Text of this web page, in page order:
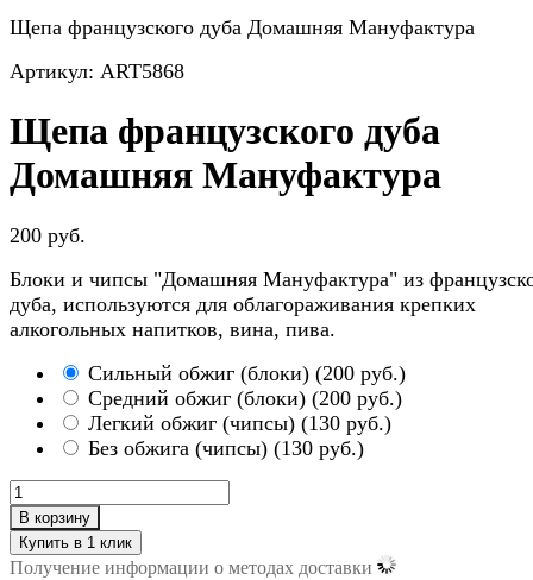
Щепа французского дуба Домашняя Мануфактура
Артикул: ART5868
Щепа французского дуба
Домашняя Мануфактура
200 руб.
Блоки и чипсы "Домашняя Мануфактура" из
дуба, используются для облагораживания крепких
алкогольных напитков, вина, пива.
Сильный обжиг (блоки) (200 руб.)
Средний обжиг (блоки) (200 руб.)
Легкий обжиг (чипсы) (130 руб.)
Без обжига (чипсы) (130 руб.)
В корзину
Получение информации о методах доставки